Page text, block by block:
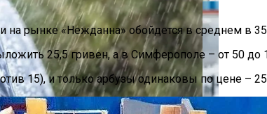
на рынке «Нежданна» обойдется в среднем в
25,5 гривен, а в Симферополе – от 50 до
15), и только арбузы одинаковы по цене –